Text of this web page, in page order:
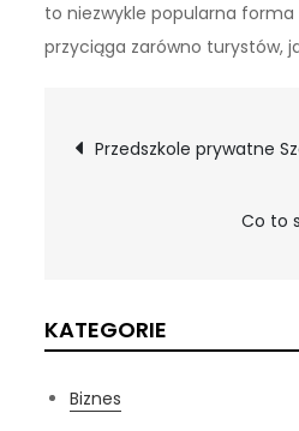
to niezwykle popularna
przyciąga zarówno turystów,
Przedszkole prywatne
Co to
KATEGORIE
Biznes